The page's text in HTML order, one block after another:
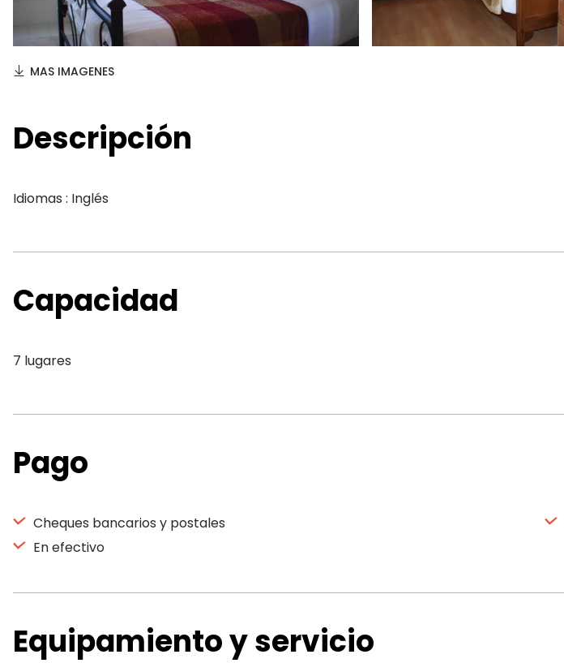
MAS IMAGENES
Descripción
Idiomas : Inglés
Capacidad
7 lugares
Pago
Cheques bancarios y postales
En efectivo
Equipamiento y servicio